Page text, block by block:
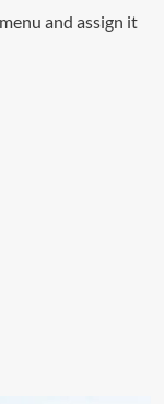
and assign it